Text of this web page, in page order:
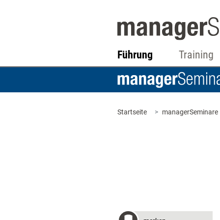
Führung Training
Startseite managerSeminare